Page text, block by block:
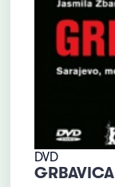
DVD
GRBAVICA